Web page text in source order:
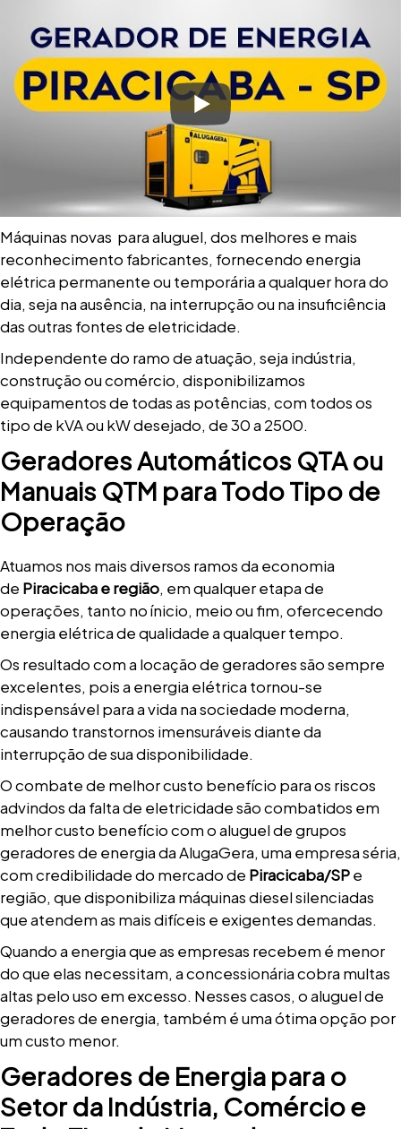
Máquinas novas para aluguel, dos melhores e mais
reconhecimento fabricantes, fornecendo energia
elétrica permanente ou temporária a qualquer hora do
dia, seja na ausência, na interrupção ou na insuficiência
das outras fontes de eletricidade.
Independente do ramo de atuação, seja indústria,
construção ou comércio, disponibilizamos
equipamentos de todas as potências, com todos os
tipo de kVA ou kW desejado, de 30 a 2500.
Geradores Automáticos QTA ou
Manuais QTM para Todo Tipo de
Operação
Atuamos nos mais diversos ramos da economia
de Piracicaba e região, em qualquer etapa de
operações, tanto no ínicio, meio ou fim, ofercecendo
energia elétrica de qualidade a qualquer tempo.
Os resultado com a locação de geradores são sempre
excelentes, pois a energia elétrica tornou-se
indispensável para a vida na sociedade moderna,
causando transtornos imensuráveis diante da
interrupção de sua disponibilidade.
O combate de melhor custo benefício para os riscos
advindos da falta de eletricidade são combatidos em
melhor custo benefício com o aluguel de grupos
geradores de energia da AlugaGera, uma empresa séria,
com credibilidade do mercado de Piracicaba/SPe
região, que disponibiliza máquinas diesel silenciadas
que atendem as mais difíceis e exigentes demandas.
Quando a energia que as empresas recebem é menor
do que elas necessitam, a concessionária cobra multas
altas pelo uso em excesso. Nesses casos, o aluguel de
geradores de energia, também é uma ótima opção por
um custo menor.
Geradores de Energia para o
Setor da Indústria, Comércio e